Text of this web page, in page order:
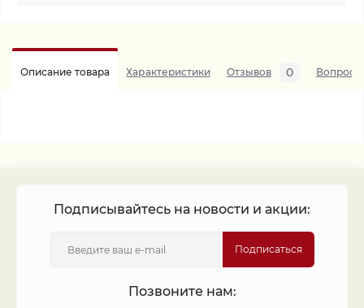
Описание товара Характеристики Отзывов 0 Вопросы
Подписывайтесь на новости и акции:
Подписаться
Позвоните нам: